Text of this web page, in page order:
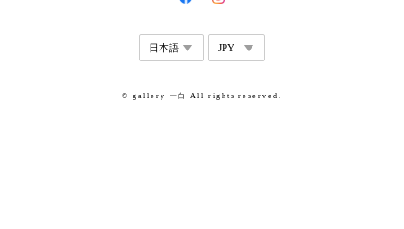
© gallery 一白 All rights reserved.